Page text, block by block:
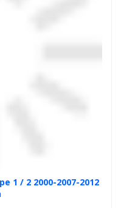
1 / 2 2000-2007-2012